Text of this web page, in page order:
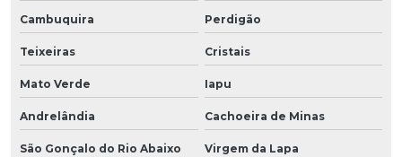
Cambuquira Perdigão
Teixeiras Cristais
Mato Verde Iapu
Andrelândia Cachoeira de Minas
São Gonçalo do Rio Abaixo Virgem da Lapa